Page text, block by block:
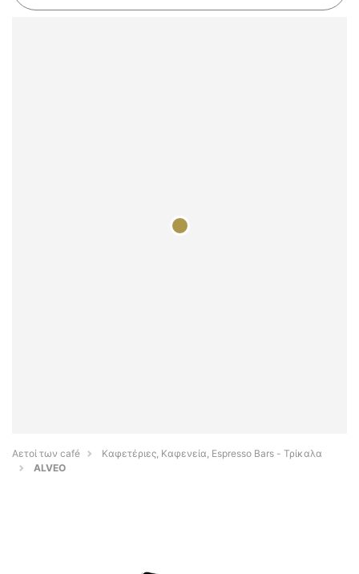
Αετοί των café
Καφετέριες, Καφενεία, Espresso Bars - Τρίκαλα
ALVEO